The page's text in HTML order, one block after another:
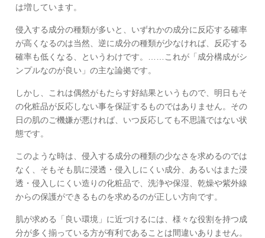
は増しています。
侵入する成分の種類が多いと、いずれかの成分に反応する確率
が高くなるのは当然、逆に成分の種類が少なければ、反応する
確率も低くなる、というわけです。……これが「成分構成がシ
ンプルなのが良い」の主な論拠です。
しかし、これは偶然がもたらす好結果というもので、明日もそ
の化粧品が反応しない事を保証するものではありません。その
日の肌のご機嫌が悪ければ、いつ反応しても不思議ではない状
態です。
このような時は、侵入する成分の種類の少なさを求めるのでは
なく、そもそも肌に浸透・侵入しにくい成分、あるいはまた浸
透・侵入しにくい造りの化粧品で、洗浄や保湿、乾燥や紫外線
からの保護ができるものを求めるのが正しい方向です。
肌が求める「良い環境」に近づけるには、様々な役割を持つ成
分が多く揃っている方が有利であることは間違いありません。